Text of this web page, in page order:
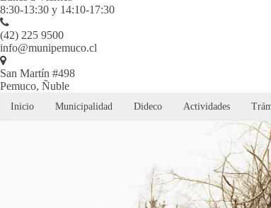
8:30-13:30 y 14:10-17:30
(42) 225 9500
info@munipemuco.cl
San Martín #498
Pemuco, Ñuble
Inicio Municipalidad Dideco Actividades